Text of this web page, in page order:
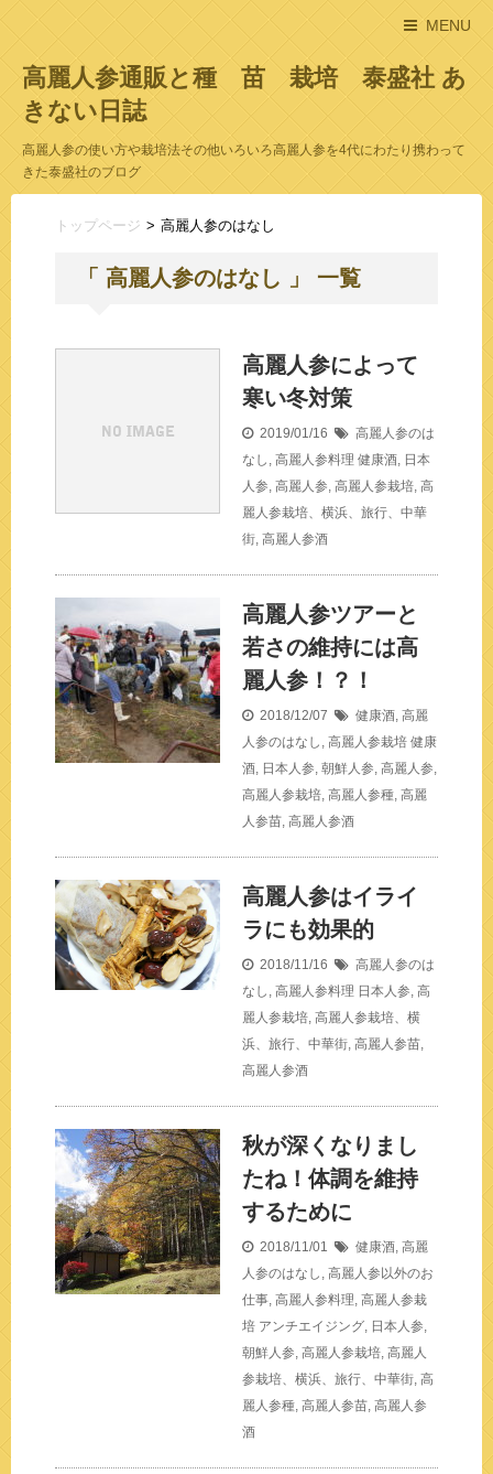
MENU
高麗人参通販と種 苗 栽培 泰盛社 あ
きない日誌
高麗人参の使い方や栽培法その他いろいろ高麗人参を4代にわたり携わって
きた泰盛社のブログ
トップページ 高麗人参のはなし
「 高麗人参のはなし 」 一覧
高麗人参によって
寒い冬対策
2019/01/16
高麗人参のは
なし , 高麗人参料理 健康酒, 日本
人参, 高麗人参, 高麗人参栽培, 高
麗人参栽培、横浜、旅行、中華
街, 高麗人参酒
高麗人参ツアーと
若さの維持には高
麗人参！？！
2018/12/07 健康酒, 高麗
人参のはなし , 高麗人参栽培 健康
酒, 日本人参, 朝鮮人参, 高麗人参,
高麗人参栽培, 高麗人参種, 高麗
人参苗, 高麗人参酒
高麗人参はイライ
ラにも効果的
2018/11/16
高麗人参のは
なし , 高麗人参料理 日本人参, 高
麗人参栽培, 高麗人参栽培、横
浜、旅行、中華街, 高麗人参苗,
高麗人参酒
秋が深くなりまし
たね！体調を維持
するために
2018/11/01 健康酒, 高麗
人参のはなし , 高麗人参以外のお
仕事, 高麗人参料理, 高麗人参栽
培 アンチエイジング, 日本人参,
朝鮮人参, 高麗人参栽培, 高麗人
参栽培、横浜、旅行、中華街, 高
麗人参種, 高麗人参苗, 高麗人参
酒